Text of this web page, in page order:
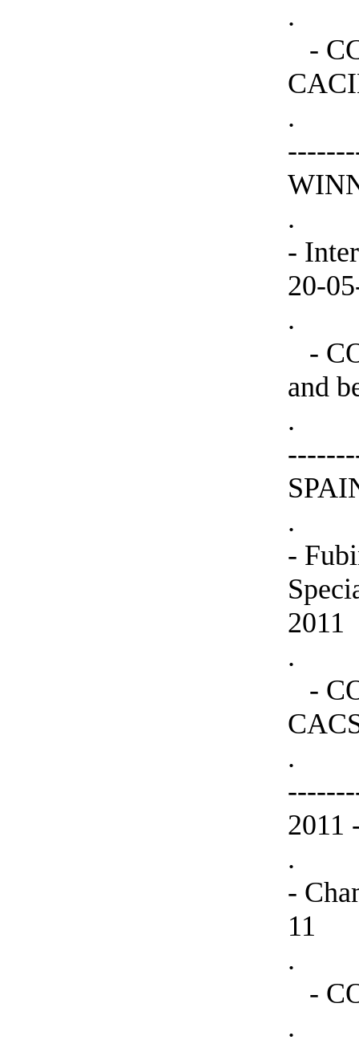
.
-
.
.
-
20-
.
-
and
.
.
-
2011
.
-
.
2011
.
-
11
.
-
.